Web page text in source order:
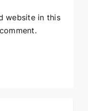
website in this